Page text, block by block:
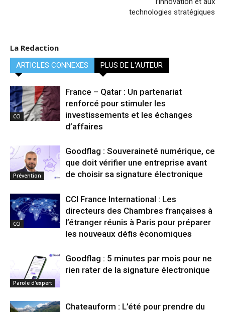
technologies stratégiques
La Redaction
ARTICLES CONNEXES PLUS DE L'AUTEUR
CCI
France – Qatar : Un partenariat
renforcé pour stimuler les
investissements et les échanges
d’affaires
Prévention
Goodflag : Souveraineté numérique, ce
que doit vérifier une entreprise avant
de choisir sa signature électronique
CCI
CCI France International : Les
directeurs des Chambres françaises à
l’étranger réunis à Paris pour préparer
les nouveaux défis économiques
Parole d'expert
Goodflag : 5 minutes par mois pour ne
rien rater de la signature électronique
Chateauform : L’été pour prendre du